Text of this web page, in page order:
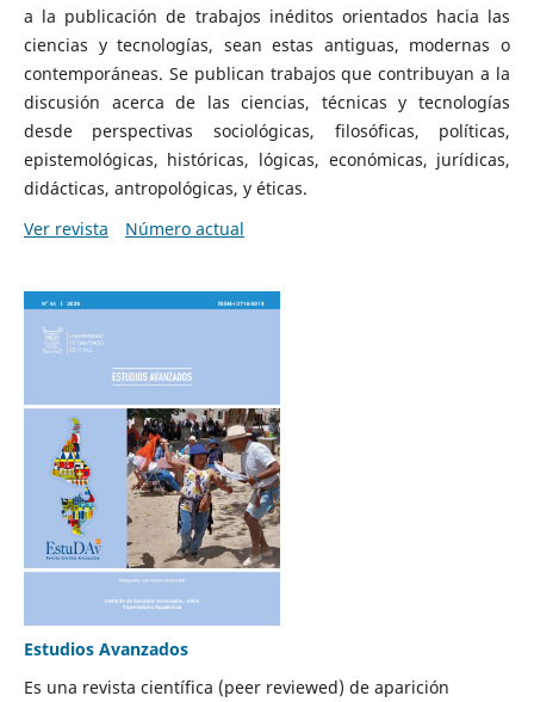
a la publicación de trabajos inéditos orientados hacia las
ciencias y tecnologías, sean estas antiguas, modernas o
contemporáneas. Se publican trabajos que contribuyan a la
discusión acerca de las ciencias, técnicas y tecnologías
desde perspectivas sociológicas, filosóficas, políticas,
epistemológicas, históricas, lógicas, económicas, jurídicas,
didácticas, antropológicas, y éticas.
Ver revista
Número actual
Estudios Avanzados
Es una revista científica (peer reviewed) de aparición